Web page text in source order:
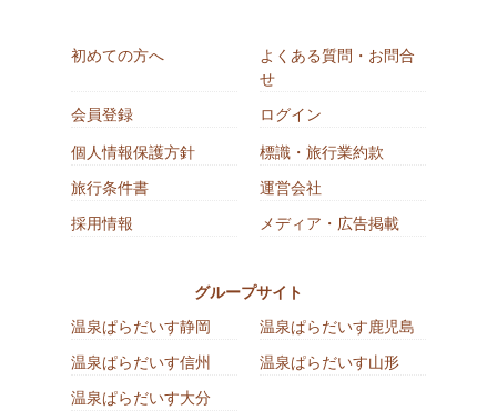
初めての方へ
よくある質問・お問合
せ
会員登録
ログイン
個人情報保護方針
標識・旅行業約款
旅行条件書
運営会社
採用情報
メディア・広告掲載
グループサイト
温泉ぱらだいす静岡
温泉ぱらだいす鹿児島
温泉ぱらだいす信州
温泉ぱらだいす山形
温泉ぱらだいす大分